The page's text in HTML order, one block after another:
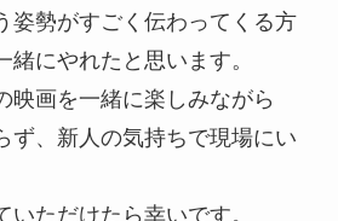
姿勢がすごく伝わってくる方
緒にやれたと思います。
映画を一緒に楽しみながら
ず、新人の気持ちで現場にい
いただけたら幸いです。